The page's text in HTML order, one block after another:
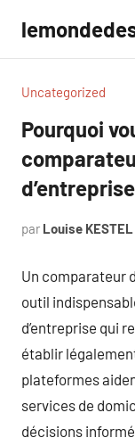
contenu
Uncategorized
Pourquoi
par Louise KESTEL
Un comparateur
outil
d’entreprise qui
établir
plateformes
services de
décisions